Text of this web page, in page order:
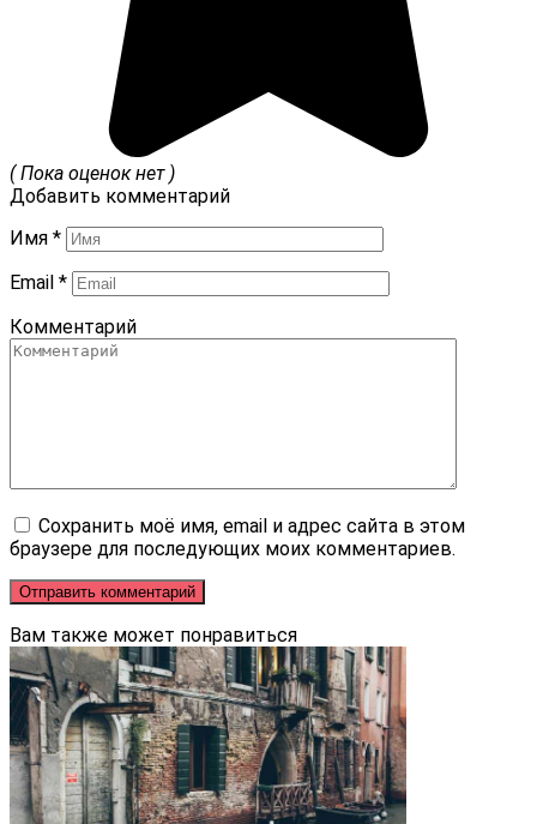
( Пока оценок нет )
Добавить комментарий
Имя *
Email *
Комментарий
Сохранить моё имя, email и адрес сайта в этом
браузере для последующих моих комментариев.
Вам также может понравиться